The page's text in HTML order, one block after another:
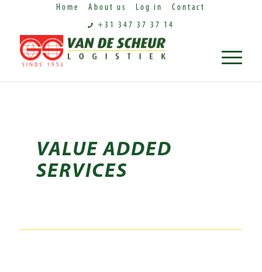
Home About us Log in
Contact
+31 347 37 37 14
VALUE ADDED
SERVICES